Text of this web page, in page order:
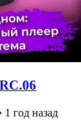
1 год назад